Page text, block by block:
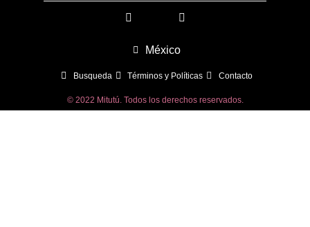
México
Busqueda Términos y Políticas Contacto
© 2022 Mitutú. Todos los derechos reservados.